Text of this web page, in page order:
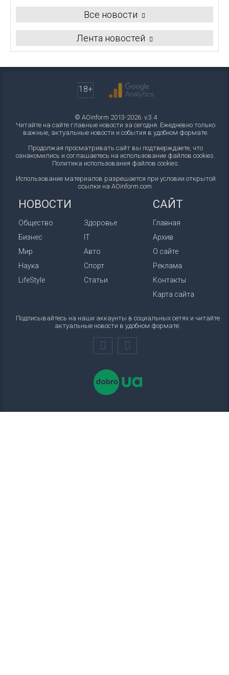
Все новости
Лента новостей
18+
© AOinform 2013-2026. v.3.4
Читайте на сайте главные новости за сегодня. Ежедневно только
важные, актуальные новости и события в удобном формате.
Продолжая просматривать сайт вы подтверждаете, что
ознакомились и соглашаетесь на использование файлов cookies.
Политика использования файлов cookies.
Использование материалов разрешается при условии открытой
ссылки на AOinform.com.
НОВОСТИ
Общество
Бизнес
Мир
Наука
LifeStyle
Здоровье
IT
Авто
Спорт
Статьи
САЙТ
Главная
Архив
О сайте
Реклама
Контакты
Карта сайта
Подписывайтесь на наши аккаунты в социальных сетях и читайте
актуальные новости в удобном формате.